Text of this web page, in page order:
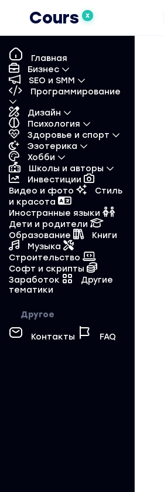
Cours X
Главная
Бизнес
SEO и SMM
Программирование
Дизайн
Психология
Здоровье и спорт
Эзотерика
Хобби
Школы и авторы
Инвестиции
Видео и фото
Стиль
и красота
Иностранные языки
Дети и родители
Образование
Книги
Музыка
Строительство
Софт и скрипты
Заработок
Другие
тематики
Другое
Контакты FAQ